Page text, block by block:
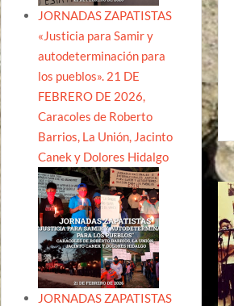
JORNADAS ZAPATISTAS
«Justicia para Samir y
autodeterminación para
los pueblos». 21 DE
FEBRERO DE 2026,
Caracoles de Roberto
Barrios, La Unión, Jacinto
Canek y Dolores Hidalgo
JORNADAS ZAPATISTAS